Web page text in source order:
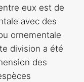
eux est de
avec des
ornementale
division a été
des